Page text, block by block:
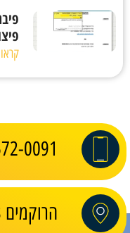
פיצוי
0091
הרוקמים 23, חולון